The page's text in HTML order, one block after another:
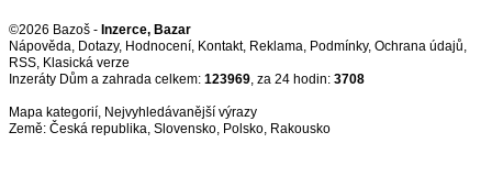
©2026 Bazoš - Inzerce, Bazar
Nápověda, Dotazy, Hodnocení, Kontakt, Reklama, Podmínky, Ochrana údajů,
RSS,
Inzeráty Dům a zahrada celkem: 123969, za 24 hodin: 3708
Mapa kategorií, Nejvyhledávanější výrazy
Země: Česká republika, Slovensko, Polsko, Rakousko